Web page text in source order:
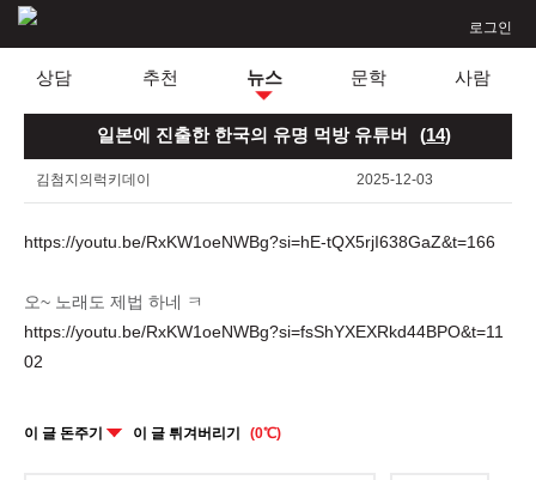
로그인
상담 추천 뉴스 문학 사람
일본에 진출한 한국의 유명 먹방 유튜버 (14)
김첨지의럭키데이 2025-12-03
https://youtu.be/RxKW1oeNWBg?si=hE-tQX5rjI638GaZ&t=166
오~ 노래도 제법 하네 ㅋ
https://youtu.be/RxKW1oeNWBg?si=fsShYXEXRkd44BPO&t=11
02
이 글 돈주기 이 글 튀겨버리기 (0℃)